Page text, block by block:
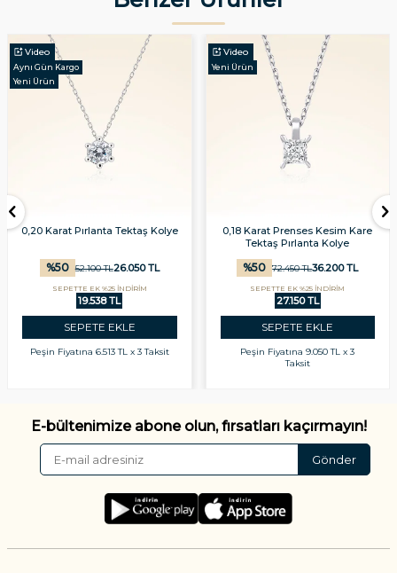
Video
Aynı Gün Kargo
Yeni Ürün
0,20 Karat Pırlanta Tektaş Kolye
%50 52.100TL26.050TL
SEPETTE EK %25 İNDİRİM
19.538 TL
SEPETE EKLE
Peşin Fiyatına 6.513 TL x 3 Taksit
Video
Yeni Ürün
0,18 Karat Prenses Kesim Kare
Tektaş Pırlanta Kolye
%50 72.450TL36.200TL
SEPETTE EK %25 İNDİRİM
27.150 TL
SEPETE EKLE
Peşin Fiyatına9.050 TL x 3
Taksit
E-bültenimize abone olun, fırsatları kaçırmayın!
Gönder